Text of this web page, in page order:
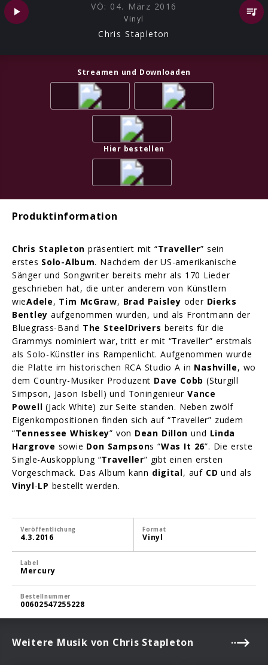
VÖ: 04. März 2016
Vinyl
Chris Stapleton
Streamen und Downloaden
Hier bestellen
Produktinformation
Chris Stapleton präsentiert mit “Traveller” sein
erstes Solo-Album. Nachdem der US-amerikanische
Sänger und Songwriter bereits mehr als 170 Lieder
geschrieben hat, die unter anderem von Künstlern
wieAdele, Tim McGraw, Brad Paisley oder Dierks
Bentley aufgenommen wurden, und als Frontmann der
Bluegrass-Band The SteelDrivers bereits für die
Grammys nominiert war, tritt er mit “Traveller” erstmals
als Solo-Künstler ins Rampenlicht. Aufgenommen wurde
die Platte im historischen RCA Studio A in Nashville, wo
dem Country-Musiker Produzent Dave Cobb (Sturgill
Simpson, Jason Isbell) und ToningenieurVance
Powell (Jack White) zur Seite standen. Neben zwölf
Eigenkompositionen finden sich auf “Traveller” zudem
“Tennessee Whiskey” von Dean Dillon und Linda
Hargrove sowie Don Sampsons “Was It 26”. Die erste
Single-Auskopplung “Traveller” gibt einen ersten
Vorgeschmack. Das Album kann digital, auf CD und als
Vinyl-LP bestellt werden.
Veröffentlichung
4.3.2016
Format
Vinyl
Label
Mercury
Bestellnummer
00602547255228
Weitere Musik von Chris Stapleton